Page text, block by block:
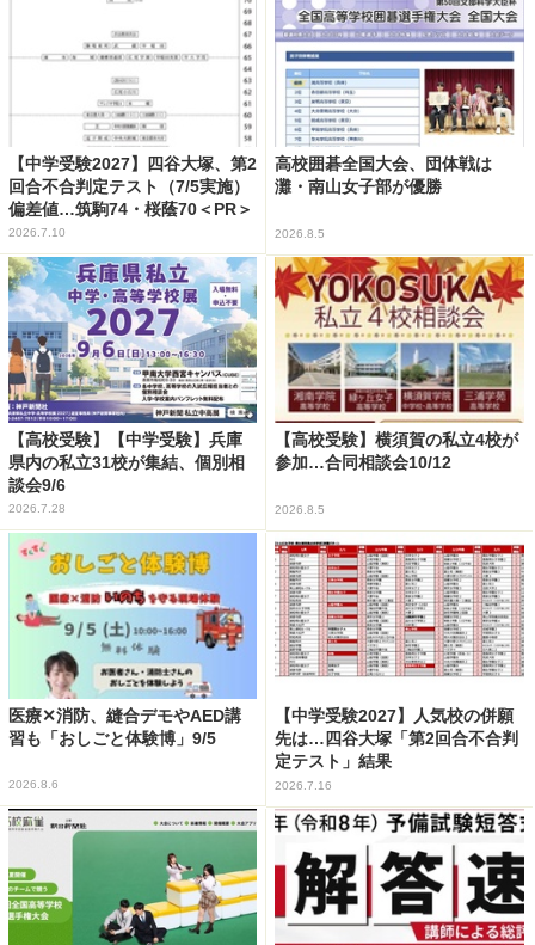
【中学受験2027】四谷大塚、第2
回合不合判定テスト（7/5実施）
偏差値…筑駒74・桜蔭70＜PR＞
2026.7.10
高校囲碁全国大会、団体戦は
灘・南山女子部が優勝
2026.8.5
【高校受験】【中学受験】兵庫
県内の私立31校が集結、個別相
談会9/6
2026.7.28
【高校受験】横須賀の私立4校が
参加…合同相談会10/12
2026.8.5
医療✕消防、縫合デモやAED講
習も「おしごと体験博」9/5
2026.8.6
【中学受験2027】人気校の併願
先は…四谷大塚「第2回合不合判
定テスト」結果
2026.7.16